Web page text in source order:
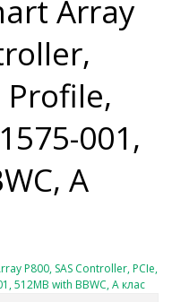
Array
Profile,
001,
А